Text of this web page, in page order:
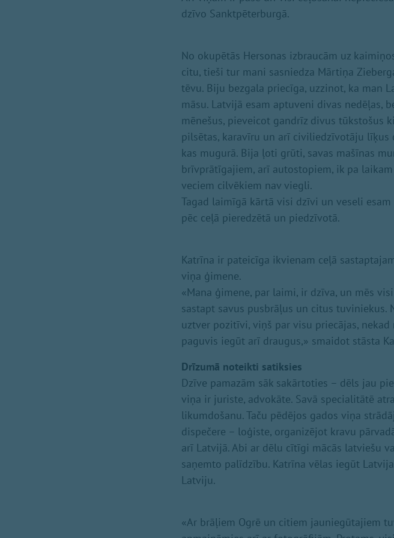
dzīvo Sanktpēterburgā.
No okupētās Hersonas izbraucām uz
citu, tieši tur mani sasniedza Mārtiņa
tēvu. Biju bezgala priecīga, uzzinot, ka man
māsu. Latvijā esam aptuveni divas nedēļas,
mēnešus, pieveicot gandrīz divus tūkstošus
pilsētas, karavīru un arī civiliedzīvotāju
kas mugurā. Bija ļoti grūti, savas mašīnas
brīvprātīgajiem, arī autostopiem, ik pa
veciem cilvēkiem nav viegli.
Tagad laimīgā kārtā visi dzīvi un veseli
pēc ceļā pieredzētā un piedzīvotā.
Katrīna ir pateicīga ikvienam ceļā
viņa ģimene.
«Mana ģimene, par laimi, ir dzīva, un mēs
sastapt savus pusbrāļus un citus tuviniekus.
uztver pozitīvi, viņš par visu priecājas,
paguvis iegūt arī draugus,» smaidot stāsta
Drīzumā noteikti satiksies
Dzīve pamazām sāk sakārtoties – dēls jau
viņa ir juriste, advokāte. Savā specialitātē
likumdošanu. Taču pēdējos gados viņa
dispečere – loģiste, organizējot kravu
arī Latvijā. Abi ar dēlu cītīgi mācās latviešu
saņemto palīdzību. Katrīna vēlas iegūt
Latviju.
«Ar brāļiem Ogrē un citiem jauniegūtajiem